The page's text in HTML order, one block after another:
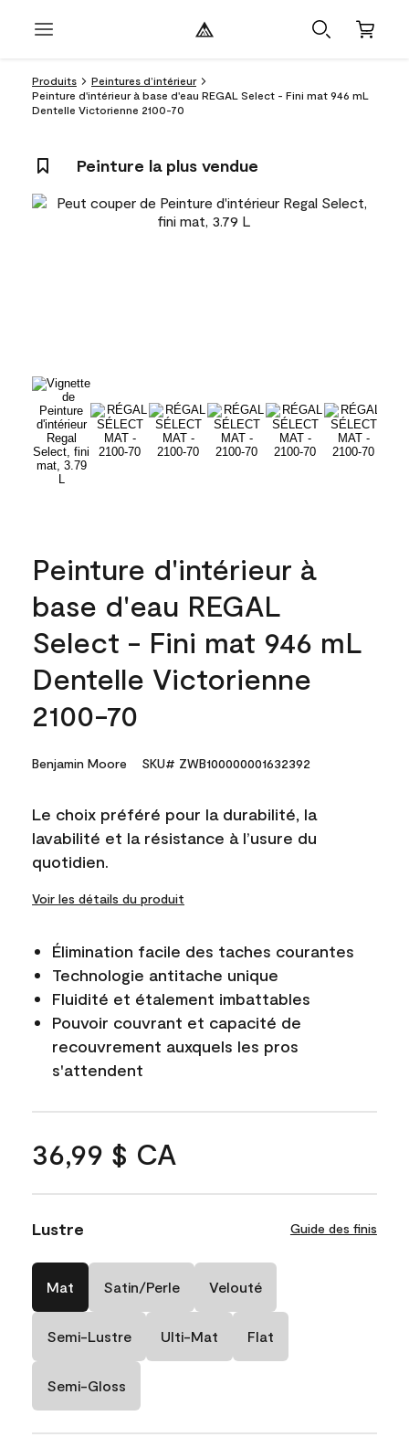
Produits
Peintures d’intérieur
Peinture d'intérieur à base d'eau REGAL Select - Fini mat 946 mL
Dentelle Victorienne 2100-70
Peinture la plus vendue
Peinture d'intérieur à
base d'eau REGAL
Select - Fini mat 946 mL
Dentelle Victorienne
2100-70
Benjamin Moore SKU# ZWB100000001632392
Le choix préféré pour la durabilité, la
lavabilité et la résistance à l’usure du
quotidien.
Voir les détails du produit
Élimination facile des taches courantes
Technologie antitache unique
Fluidité et étalement imbattables
Pouvoir couvrant et capacité de
recouvrement auxquels les pros
s'attendent
36,99 $ CA
Lustre Guide des finis
Mat Satin/Perle Velouté
Semi-Lustre Ulti-Mat Flat
Semi-Gloss